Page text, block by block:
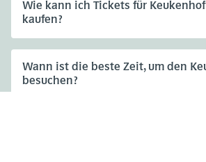
Wie kann ich Tickets für Keukenhof
kaufen?
Wann ist die beste Zeit, um den
besuchen?